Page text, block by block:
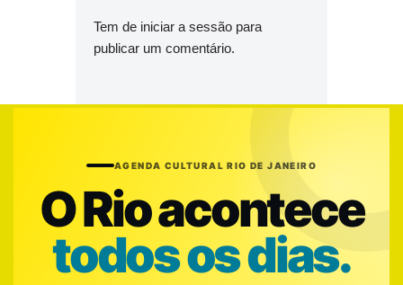
Tem de iniciar a sessão para
publicar um comentário.
AGENDA CULTURAL RIO DE JANEIRO
O Rio acontece
todos os dias.